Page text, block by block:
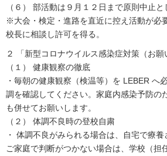
（６） 部活動は９月１２日まで原則中止と
※大会・検定・進路を直近に控え活動が必
校長に相談し許可を得る。
２ 「新型コロナウイルス感染症対策（お願
（１） 健康観察の徹底
・毎朝の健康観察（検温等）を LEBER へ
調を確認してください。家庭内感染予防の
も併せてお願いします。
（２） 体調不良時の登校自粛
・ 体調不良がみられる場合は、自宅で療養
ご家庭で判断がつかない場合は、学校（担